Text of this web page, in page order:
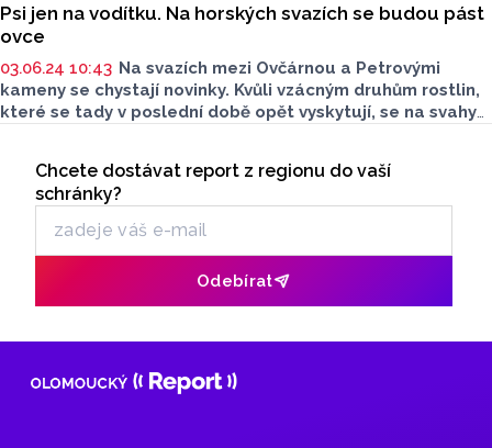
Psi jen na vodítku. Na horských svazích se budou pást
ovce
03.06.24 10:43 Na svazích mezi Ovčárnou a Petrovými
kameny se chystají novinky. Kvůli vzácným druhům rostlin,
které se tady v poslední době opět vyskytují, se na svahy
Odběr newsletteru
Chcete dostávat report z regionu do vaší
schránky?
Odebírat